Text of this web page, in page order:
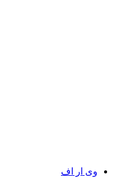
وی ار اف